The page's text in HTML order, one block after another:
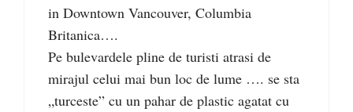
in Downtown Vancouver, Columbia
Britanica….
Pe bulevardele pline de turisti atrasi de
mirajul celui mai bun loc de lume …. se sta
„turceste” cu un pahar de plastic agatat cu